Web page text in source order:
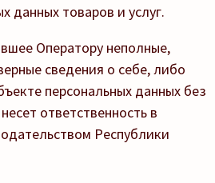
данных товаров и услуг.
Оператору неполные,
сведения о себе, либо
персональных данных без
ответственность в
Республики